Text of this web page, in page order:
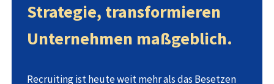
Strategie, transformieren
Unternehmen maßgeblich.
Recruiting ist heute weit mehr als das Besetzen